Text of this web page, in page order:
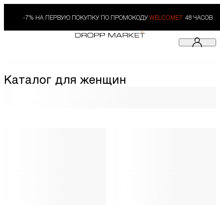
-7% НА ПЕРВУЮ ПОКУПКУ ПО ПРОМОКОДУ WELCOME7. 48 ЧАСОВ
Каталог для женщин